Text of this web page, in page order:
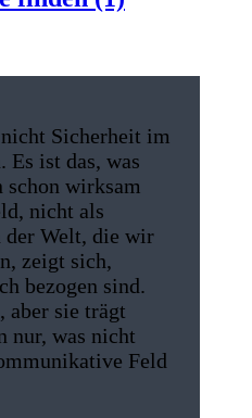
Sicherheit im
Es ist das, was
wirksam
nicht als
der Welt, die wir
zeigt sich,
bezogen sind.
aber sie trägt
nur, was nicht
Feld